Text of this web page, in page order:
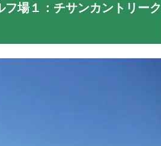
場１：チサンカントリーク